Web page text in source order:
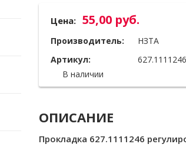
Цена: 55,00 руб.
Производитель:
НЗТА
Артикул:
627.1111246
В наличии
ОПИСАНИЕ
Прокладка 627.1111246